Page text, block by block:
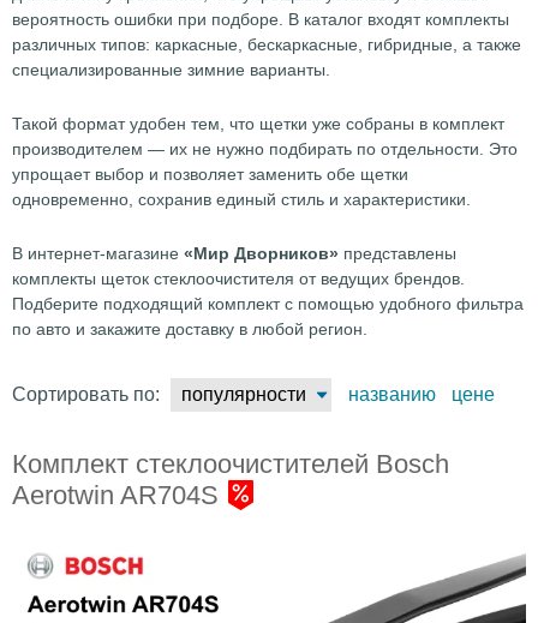
вероятность ошибки при подборе. В каталог входят комплекты
различных типов: каркасные, бескаркасные, гибридные, а также
специализированные зимние варианты.
Такой формат удобен тем, что щетки уже собраны в комплект
производителем — их не нужно подбирать по отдельности. Это
упрощает выбор и позволяет заменить обе щетки
одновременно, сохранив единый стиль и характеристики.
В интернет-магазине «Мир Дворников» представлены
комплекты щеток стеклоочистителя от ведущих брендов.
Подберите подходящий комплект с помощью удобного фильтра
по авто и закажите доставку в любой регион.
Сортировать по: популярности названию цене
Комплект стеклоочистителей Bosch
Aerotwin AR704S